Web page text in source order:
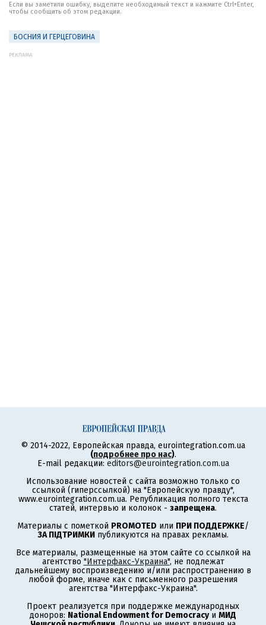
Если вы заметили ошибку, выделите необходимый текст и нажмите Ctrl+Enter,
чтобы сообщить об этом редакции.
БОСНИЯ И ГЕРЦЕГОВИНА
РЕКЛАМА:
© 2014-2022, Европейская правда, eurointegration.com.ua
(подробнее про нас).
E-mail редакции: editors@eurointegration.com.ua
Использование новостей с сайта возможно только со
ссылкой (гиперссылкой) на "Европейскую правду",
www.eurointegration.com.ua. Републикация полного текста
статей, интервью и колонок - запрещена.
Материалы с пометкой PROMOTED или ПРИ ПОДДЕРЖКЕ/
ЗА ПІДТРИМКИ публикуются на правах рекламы.
Все материалы, размещенные на этом сайте со ссылкой на
агентство "Интерфакс-Украина", не подлежат
дальнейшему воспроизведению и/или распространению в
любой форме, иначе как с письменного разрешения
агентства "Интерфакс-Украина".
Проект реализуется при поддержке международных
доноров: National Endowment for Democracyи МИД